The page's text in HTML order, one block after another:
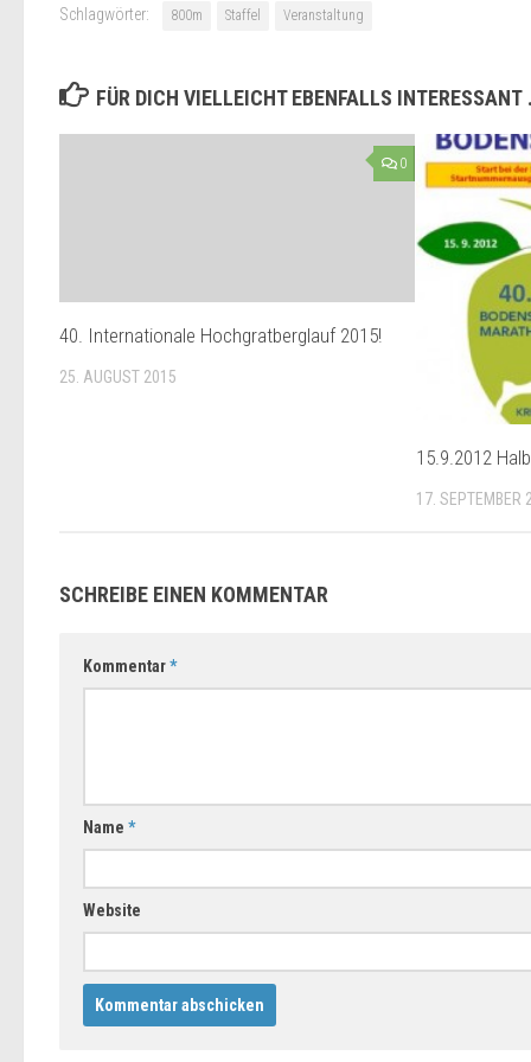
Schlagwörter: 800m Staffel Veranstaltung
FÜR DICH VIELLEICHT EBENFALLS INTERESSANT
0
40. Internationale Hochgratberglauf 2015!
25. AUGUST 2015
15.9.2012
17. SEPTEMBER
SCHREIBE EINEN KOMMENTAR
Kommentar*
Name *
Website